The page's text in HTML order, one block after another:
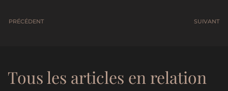
PRÉCÉDENT SUIVANT
Tous les articles en relation